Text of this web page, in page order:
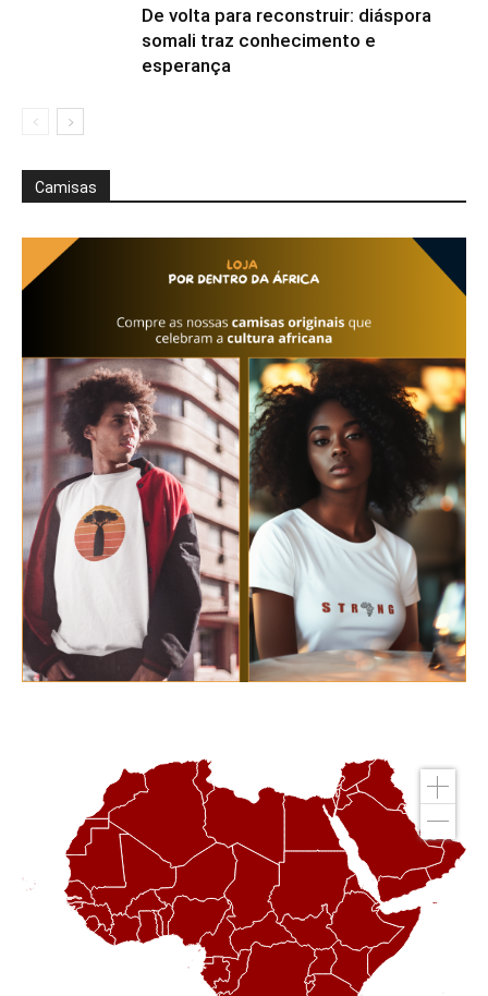
De volta para reconstruir: diáspora
somali traz conhecimento e
esperança
Camisas